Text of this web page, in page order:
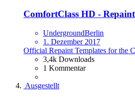
ComfortClass HD -
UndergroundBerlin
1. Dezember 2017
Official Repaint Templates for the
3,4k Downloads
1 Kommentar
Ausgestellt